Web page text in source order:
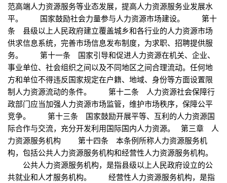
范高端人力资源服务等业态发展，提高人力资源服务业发展水
平。 国家鼓励社会力量参与人力资源市场建设。 第十
条 县级以上人民政府建立覆盖城乡和各行业的人力资源市场
供求信息系统，完善市场信息发布制度，为求职、招聘提供服
务。 第十一条 国家引导和促进人力资源在机关、企业、
事业单位、社会组织之间以及不同地区之间合理流动。任何地
方和单位不得违反国家规定在户籍、地域、身份等方面设置限
制人力资源流动的条件。 第十二条 人力资源社会保障行
政部门应当加强人力资源市场监管，维护市场秩序，保障公平
竞争。 第十三条 国家鼓励开展平等、互利的人力资源国
际合作与交流，充分开发利用国际国内人力资源。 第三章 人
力资源服务机构 第十四条 本条例所称人力资源服务机
构，包括公共人力资源服务机构和经营性人力资源服务机构。
公共人力资源服务机构，是指县级以上人民政府设立的公
共就业和人才服务机构。 经营性人力资源服务机构，是指